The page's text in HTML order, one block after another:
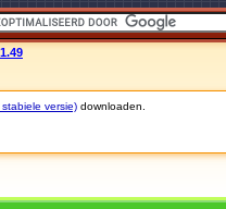
versie) downloaden.